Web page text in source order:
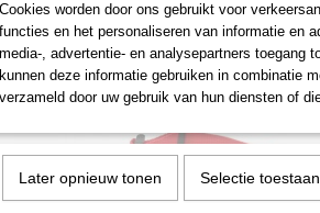
Cookies worden door ons gebruikt voor
functies en het personaliseren van informatie en
media-, advertentie- en analysepartners toegang
kunnen deze informatie gebruiken in combinatie
verzameld door uw gebruik van hun diensten of
Later opnieuw tonen Selectie toestaan